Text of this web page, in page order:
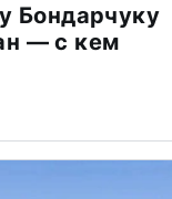
Бондарчуку
— с кем